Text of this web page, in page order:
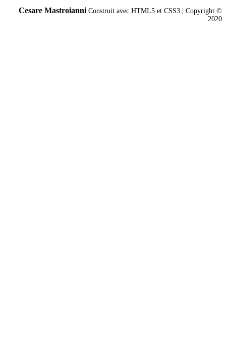
Cesare MastroianniConstruit avec HTML5 et CSS3 | Copyright ©
2020